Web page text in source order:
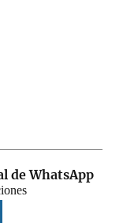
de WhatsApp